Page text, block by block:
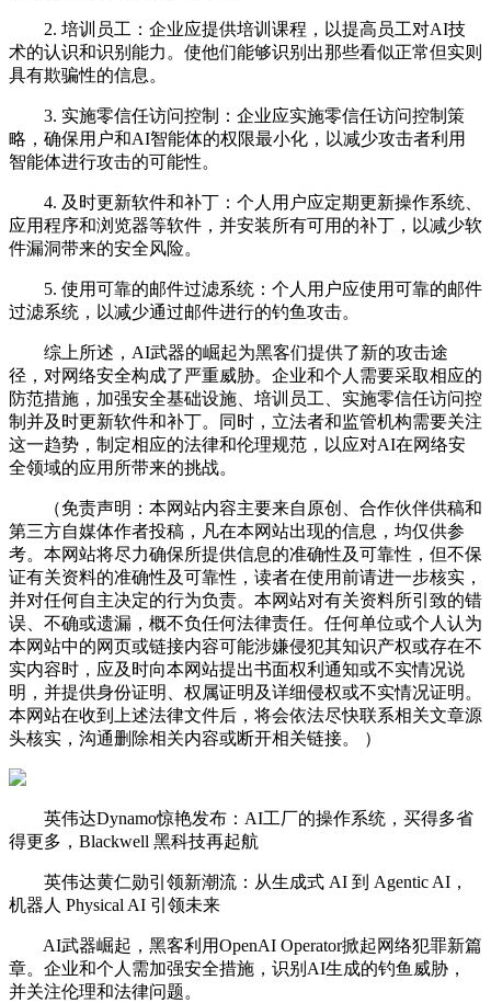
2. 培训员工：企业应提供培训课程，以提高员工对AI技
术的认识和识别能力。使他们能够识别出那些看似正常但实则
具有欺骗性的信息。
3. 实施零信任访问控制：企业应实施零信任访问控制策
略，确保用户和AI智能体的权限最小化，以减少攻击者利用
智能体进行攻击的可能性。
4. 及时更新软件和补丁：个人用户应定期更新操作系统、
应用程序和浏览器等软件，并安装所有可用的补丁，以减少软
件漏洞带来的安全风险。
5. 使用可靠的邮件过滤系统：个人用户应使用可靠的邮件
过滤系统，以减少通过邮件进行的钓鱼攻击。
综上所述，AI武器的崛起为黑客们提供了新的攻击途
径，对网络安全构成了严重威胁。企业和个人需要采取相应的
防范措施，加强安全基础设施、培训员工、实施零信任访问控
制并及时更新软件和补丁。同时，立法者和监管机构需要关注
这一趋势，制定相应的法律和伦理规范，以应对AI在网络安
全领域的应用所带来的挑战。
（免责声明：本网站内容主要来自原创、合作伙伴供稿和
第三方自媒体作者投稿，凡在本网站出现的信息，均仅供参
考。本网站将尽力确保所提供信息的准确性及可靠性，但不保
证有关资料的准确性及可靠性，读者在使用前请进一步核实，
并对任何自主决定的行为负责。本网站对有关资料所引致的错
误、不确或遗漏，概不负任何法律责任。任何单位或个人认为
本网站中的网页或链接内容可能涉嫌侵犯其知识产权或存在不
实内容时，应及时向本网站提出书面权利通知或不实情况说
明，并提供身份证明、权属证明及详细侵权或不实情况证明。
本网站在收到上述法律文件后，将会依法尽快联系相关文章源
头核实，沟通删除相关内容或断开相关链接。 ）
英伟达Dynamo惊艳发布：AI工厂的操作系统，买得多省
得更多，Blackwell 黑科技再起航
英伟达黄仁勋引领新潮流：从生成式 AI 到 Agentic AI，
机器人 Physical AI 引领未来
AI武器崛起，黑客利用OpenAI Operator掀起网络犯罪新篇
章。企业和个人需加强安全措施，识别AI生成的钓鱼威胁，
并关注伦理和法律问题。